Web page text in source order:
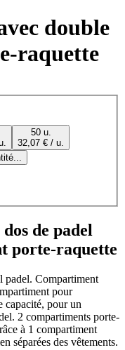
double
raquette
50 u.
32,07 € / u.
de padel
porte-raquette
padel. Compartiment
pour
capacité, pour un
2 compartiments porte-
à 1 compartiment
séparées des vêtements.